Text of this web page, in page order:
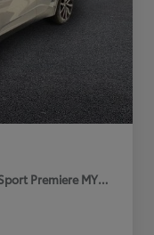
Premiere MY25